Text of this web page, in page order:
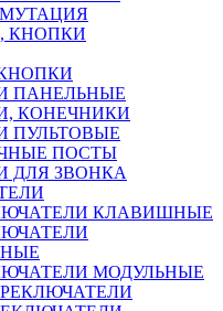
КНОПКИ
ПАНЕЛЬНЫЕ
КОНЕЧНИКИ
ПУЛЬТОВЫЕ
ПОСТЫ
ДЛЯ ЗВОНКА
КЛАВИШНЫЕ
МОДУЛЬНЫЕ